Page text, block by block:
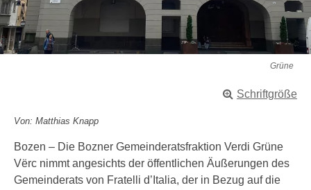
Grüne
Schriftgröße
Von: Matthias Knapp
Bozen – Die Bozner Gemeinderatsfraktion Verdi Grüne
Vërc nimmt angesichts der öffentlichen Äußerungen des
Gemeinderats von Fratelli d’Italia, der in Bezug auf die